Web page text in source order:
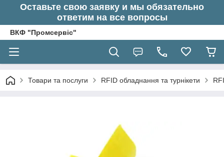
Оставьте свою заявку и мы обязательно
ответим на все вопросы
ВКФ "Промсервіс"
Товари та послуги RFID обладнання та турнікети